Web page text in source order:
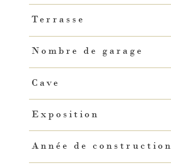
Terrasse
Nombre de garage
Cave
Exposition
Année de construction